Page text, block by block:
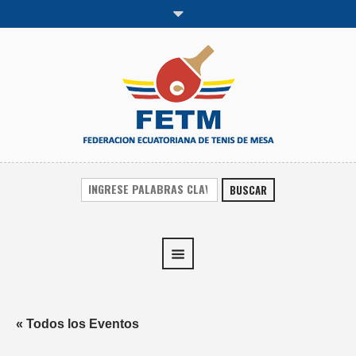
BUSCAR
« Todos los Eventos